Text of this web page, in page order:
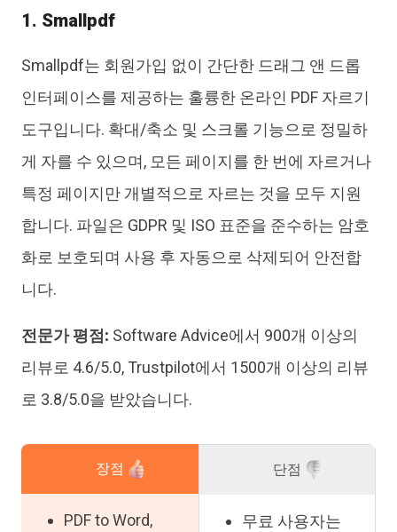
1. Smallpdf
Smallpdf는 회원가입 없이 간단한 드래그 앤 드롭
인터페이스를 제공하는 훌륭한 온라인 PDF 자르기
도구입니다. 확대/축소 및 스크롤 기능으로 정밀하
게 자를 수 있으며, 모든 페이지를 한 번에 자르거나
특정 페이지만 개별적으로 자르는 것을 모두 지원
합니다. 파일은 GDPR 및 ISO 표준을 준수하는 암호
화로 보호되며 사용 후 자동으로 삭제되어 안전합
니다.
전문가 평점: Software Advice에서 900개 이상의
리뷰로 4.6/5.0, Trustpilot에서 1500개 이상의 리뷰
로 3.8/5.0을 받았습니다.
장점
PDF to Word,
단점
무료 사용자는